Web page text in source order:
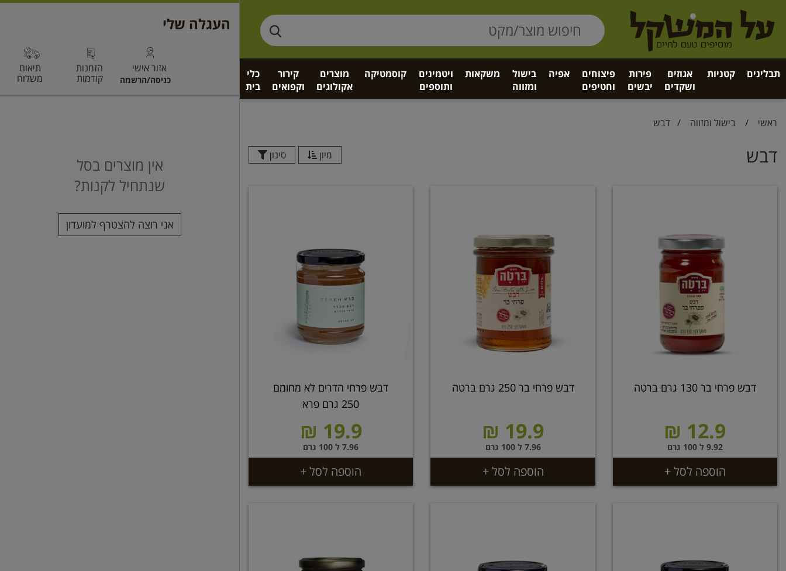
תבלינים קטניות
אגוזים
ושקדים
פירות
יבשים
פיצוחים
וחטיפים
אפיה
בישול
ומזווה
משקאות
ויטמינים
ותוספים
קוסמטיקה
מוצרים
אקולוגים
קירור
וקפואים
כלי
בית
ראשי / בישול ומזווה / דבש
דבש סינון מיון
דבש פרחי בר 130 גרם ברטה
12.9 ₪
9.92 ל 100 גרם
הוספה לסל +
דבש פרחי בר 250 גרם ברטה
19.9 ₪
7.96 ל 100 גרם
הוספה לסל +
דבש פרחי הדרים לא מחומם
250 גרם פרא
19.9 ₪
7.96 ל 100 גרם
הוספה לסל +